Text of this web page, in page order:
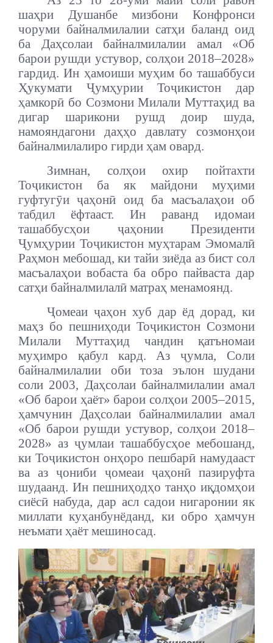
шаҳри Душанбе мизбони Конфронси
чоруми байналмилалии сатҳи баланд оид
ба Даҳсолаи байналмилалии амал «Об
барои рушди устувор, солҳои 2018–2028»
гардид. Ин ҳамоиши муҳим бо ташаббуси
Ҳукумати Ҷумҳурии Тоҷикистон дар
ҳамкорӣ бо Созмони Милали Муттаҳид ва
дигар шарикони рушд доир шуда,
намояндагони даҳҳо давлату созмонҳои
байналмилалиро гирди ҳам овард.
Зимнан, солҳои охир пойтахти
Тоҷикистон ба як майдони муҳими
гуфтугӯи ҷаҳонӣ оид ба масъалаҳои об
табдил ёфтааст. Ин раванд идомаи
ташаббусҳои ҷаҳонии Президенти
Ҷумҳурии Тоҷикистон муҳтарам Эмомалӣ
Раҳмон мебошад, ки тайи зиёда аз бист сол
масъалаҳои вобаста ба обро пайваста дар
сатҳи байналмилалӣ матраҳ менамоянд.
Ҷомеаи ҷаҳон хуб дар ёд дорад, ки
маҳз бо пешниҳоди Тоҷикистон Созмони
Милали Муттаҳид чандин қатъномаи
муҳимро қабул кард. Аз ҷумла, Соли
байналмилалии оби тоза эълон шудани
соли 2003, Даҳсолаи байналмилалии амал
«Об барои ҳаёт» барои солҳои 2005–2015,
ҳамчунин Даҳсолаи байналмилалии амал
«Об барои рушди устувор, солҳои 2018–
2028» аз ҷумлаи ташаббусҳое мебошанд,
ки Тоҷикистон онҳоро пешбарӣ намудааст
ва аз ҷониби ҷомеаи ҷаҳонӣ пазируфта
шудаанд. Ин пешниҳодҳо танҳо иқдомҳои
сиёсӣ набуда, дар асл садои нигаронии як
миллати куҳанбунёданд, ки обро ҳамчун
неъмати ҳаёт мешиносад.